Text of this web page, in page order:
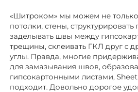
«Шитроком» мы можем не
потолки, стены, структурировать
заделывать швы между
трещины, склеивать ГКЛ друг с
углы. Правда, многие
для замазывания швов,
гипсокартонными листами,
подходит. Довольно дорогое